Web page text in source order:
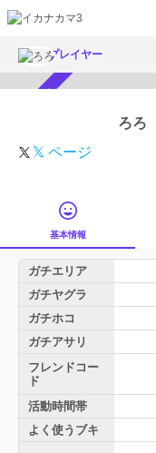
プレイヤー
ろろ
𝕏 ページ
基本情報
ガチエリア
ガチヤグラ
ガチホコ
ガチアサリ
フレンドコー
ド
活動時間帯
よく使うブキ